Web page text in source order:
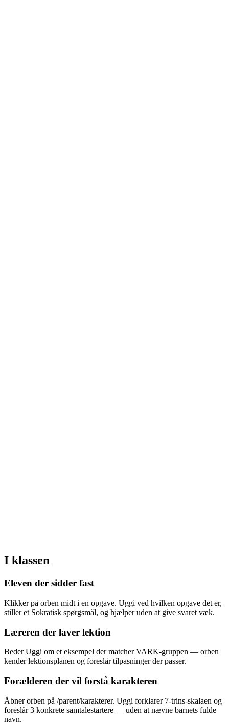
I klassen
Eleven der sidder fast
Klikker på orben midt i en opgave. Uggi ved hvilken opgave det er,
stiller et Sokratisk spørgsmål, og hjælper uden at give svaret væk.
Læreren der laver lektion
Beder Uggi om et eksempel der matcher VARK-gruppen — orben
kender lektionsplanen og foreslår tilpasninger der passer.
Forælderen der vil forstå karakteren
Åbner orben på /parent/karakterer. Uggi forklarer 7-trins-skalaen og
foreslår 3 konkrete samtalestartere — uden at nævne barnets fulde
navn.